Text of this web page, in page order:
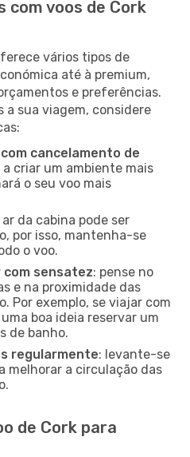
com voos de Cork
vários tipos de
até à premium,
e preferências.
a sua viagem, considere
cancelamento de
criar um ambiente mais
o seu voo mais
ar da cabina pode ser
por isso, mantenha-se
o voo.
com sensatez: pense no
e na proximidade das
Por exemplo, se viajar com
boa ideia reservar um
de banho.
regularmente: levante-se
melhorar a circulação das
de Cork para